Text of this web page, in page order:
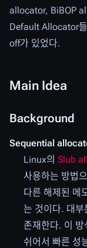
allocator, BiBOP
Default Allocator
off가 있었다.
Main Idea
Background
Sequential
Linux의 Slub
사용하는 방법
다른 해제된 메
는 것이다. 대
존재한다. 이
쉬어서 빠른 성